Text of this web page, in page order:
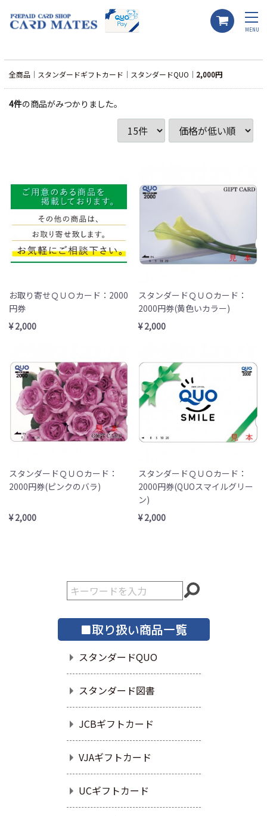
MENU
全商品 スタンダードギフトカード スタンダードQUO 2,000円
4件の商品がみつかりました。
お取り寄せＱＵＯカード：2000
円券
¥ 2,000
スタンダードＱＵＯカード：
2000円券(黄色いカラー)
¥ 2,000
スタンダードＱＵＯカード：
2000円券(ピンクのバラ)
¥ 2,000
スタンダードＱＵＯカード：
2000円券(QUOスマイルグリー
ン)
¥ 2,000
■取り扱い商品一覧
スタンダードQUO
スタンダード図書
JCBギフトカード
VJAギフトカード
UCギフトカード